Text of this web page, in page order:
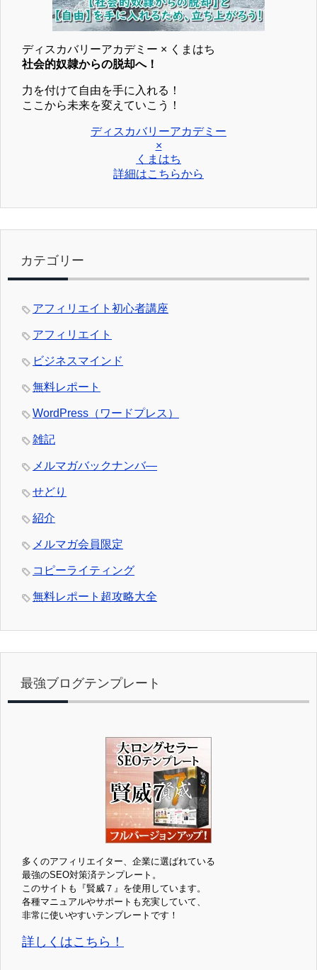
ディスカバリーアカデミー × くまはち
社会的奴隷からの脱却へ！
力を付けて自由を手に入れる！
ここから未来を変えていこう！
ディスカバリーアカデミー
×
くまはち
詳細はこちらから
カテゴリー
アフィリエイト初心者講座
アフィリエイト
ビジネスマインド
無料レポート
WordPress（ワードプレス）
雑記
メルマガバックナンバ―
せどり
紹介
メルマガ会員限定
コピーライティング
無料レポート超攻略大全
最強ブログテンプレート
多くのアフィリエイター、企業に選ばれている
最強のSEO対策済テンプレート。
このサイトも『賢威７』を使用しています。
各種マニュアルやサポートも充実していて、
非常に使いやすいテンプレートです！
詳しくはこちら！